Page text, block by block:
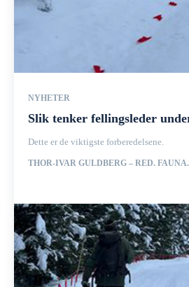
NYHETER
Slik tenker fellingsleder
Dette er de viktigste forberedelsene.
THOR-IVAR GULDBERG – RED.